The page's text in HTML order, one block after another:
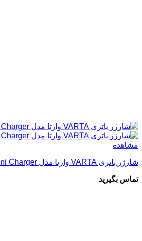
مشاهده
شارژر باتری VARTA وارتا مدل Mini Charger
تماس بگیرید